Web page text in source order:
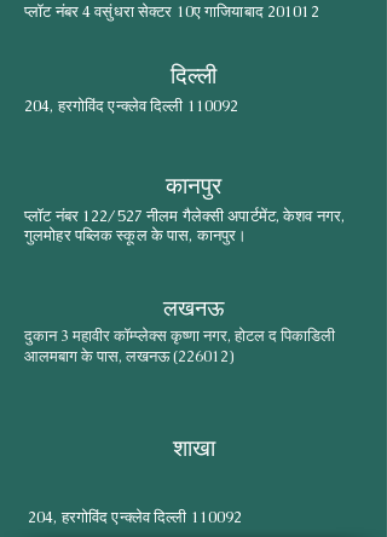
प्लॉट नंबर 4 वसुंधरा सेक्टर 10ए गाजियाबाद 201012
दिल्ली
204, हरगोविंद एन्क्लेव दिल्ली 110092
कानपुर
प्लॉट नंबर 122/527 नीलम गैलेक्सी अपार्टमेंट, केशव नगर,
गुलमोहर पब्लिक स्कूल के पास, कानपुर।
लखनऊ
दुकान 3 महावीर कॉम्प्लेक्स कृष्णा नगर, होटल द पिकाडिली
आलमबाग के पास, लखनऊ (226012)
शाखा
204, हरगोविंद एन्क्लेव दिल्ली 110092